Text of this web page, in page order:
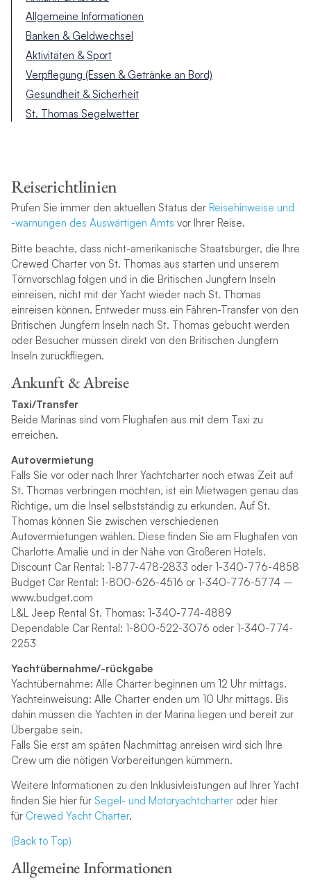
Allgemeine Informationen
Banken & Geldwechsel
Aktivitäten & Sport
Verpflegung (Essen & Getränke an Bord)
Gesundheit & Sicherheit
St. Thomas Segelwetter
Reiserichtlinien
Prüfen Sie immer den aktuellen Status der Reisehinweise und
-warnungen des Auswärtigen Amts vor Ihrer Reise.
Bitte beachte, dass nicht-amerikanische Staatsbürger, die Ihre
Crewed Charter von St. Thomas aus starten und unserem
Törnvorschlag folgen und in die Britischen Jungfern Inseln
einreisen, nicht mit der Yacht wieder nach St. Thomas
einreisen können. Entweder muss ein Fähren-Transfer von den
Britischen Jungfern Inseln nach St. Thomas gebucht werden
oder Besucher müssen direkt von den Britischen Jungfern
Inseln zurückfliegen.
Ankunft & Abreise
Taxi/Transfer
Beide Marinas sind vom Flughafen aus mit dem Taxi zu
erreichen.
Autovermietung
Falls Sie vor oder nach Ihrer Yachtcharter noch etwas Zeit auf
St. Thomas verbringen möchten, ist ein Mietwagen genau das
Richtige, um die Insel selbstständig zu erkunden. Auf St.
Thomas können Sie zwischen verschiedenen
Autovermietungen wählen. Diese finden Sie am Flughafen von
Charlotte Amalie und in der Nähe von Größeren Hotels.
Discount Car Rental: 1-877-478-2833 oder 1-340-776-4858
Budget Car Rental: 1-800-626-4516 or 1-340-776-5774 –
www.budget.com
L&L Jeep Rental St. Thomas: 1-340-774-4889
Dependable Car Rental: 1-800-522-3076 oder 1-340-774-
2253
Yachtübernahme/-rückgabe
Yachtübernahme: Alle Charter beginnen um 12 Uhr mittags.
Yachteinweisung: Alle Charter enden um 10 Uhr mittags. Bis
dahin müssen die Yachten in der Marina liegen und bereit zur
Übergabe sein.
Falls Sie erst am späten Nachmittag anreisen wird sich Ihre
Crew um die nötigen Vorbereitungen kümmern.
Weitere Informationen zu den Inklusivleistungen auf Ihrer Yacht
finden Sie hier für Segel- und Motoryachtcharteroder hier
für Crewed Yacht Charter.
(Back to Top)
Allgemeine Informationen